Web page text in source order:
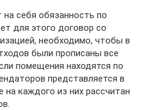
себя обязанность по
для этого договор со
необходимо, чтобы в
были прописаны все
помещения находятся по
представляется в
на каждого из них рассчитан